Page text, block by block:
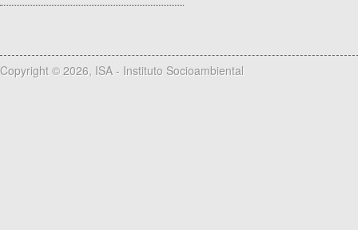
Copyright © 2026, ISA - Instituto Socioambiental